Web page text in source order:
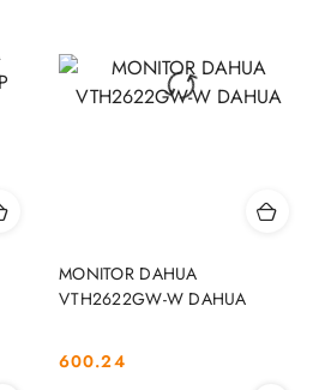
MONITOR DAHUA
VTH2622GW-W DAHUA
Cena:
600.24